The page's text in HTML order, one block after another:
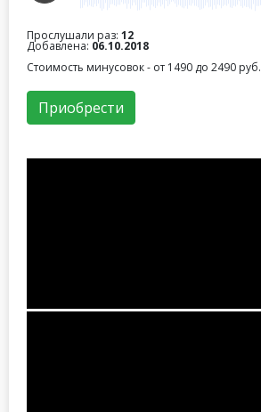
Прослушали раз: 12
Добавлена: 06.10.2018
Стоимость минусовок - от 1490 до 2490 руб.
Приобрести